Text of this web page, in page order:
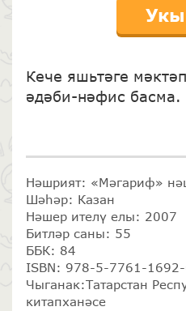
Кече яшьтәге
әдәби-нәфис басма.
Нәшрият: «Мәгариф»
Шәһәр: Казан
Нәшер ителү елы: 2007
Битләр саны: 55
ББК: 84
ISBN: 978-5-7761-
Чыганак:Татарстан
китапханәсе